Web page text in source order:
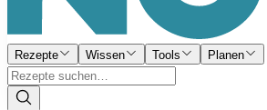
Rezepte Wissen Tools Planen